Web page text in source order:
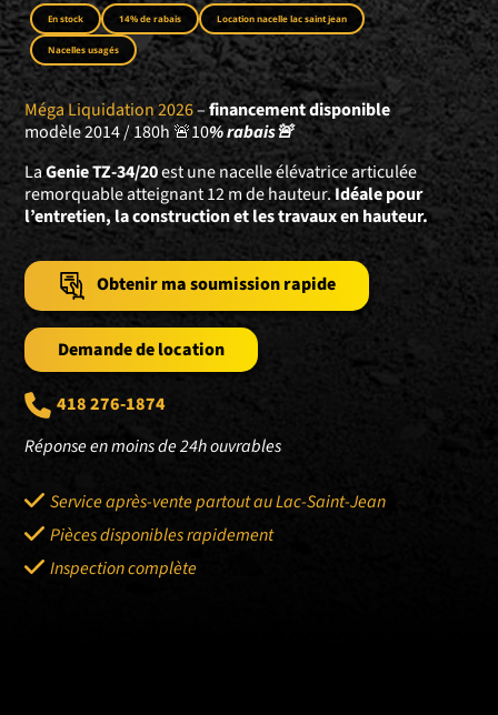
En stock 14% de rabais Location nacelle lac saint jean
Nacelles usagés
Méga Liquidation 2026–financement disponible
modèle 2014 / 180h 🚨10% rabais🚨
LaGenie TZ-34/20est une nacelle élévatrice articulée
remorquable atteignant 12 m de hauteur.Idéale pour
l’entretien, la construction et les travaux en hauteur.
Obtenir ma soumission rapide
Demande de location
418 276-1874
Réponse en moins de 24h ouvrables
Service après-vente partout au Lac-Saint-Jean
Pièces disponibles rapidement
Inspection complète